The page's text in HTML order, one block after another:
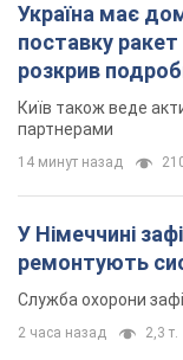
Україна має
поставку
розкрив
Київ також веде
партнерами
14 минут назад
У Німеччині
ремонтують
Служба охорони
2 часа назад 2,3 т.